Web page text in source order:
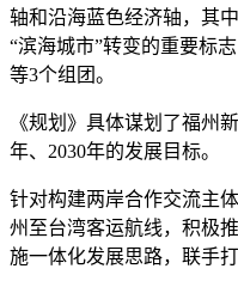
轴和沿海蓝色经济轴，其
“滨海城市”转变的重要标
等3个组团。
《规划》具体谋划了福
年、2030年的发展目标。
针对构建两岸合作交流主
州至台湾客运航线，积极
施一体化发展思路，联手